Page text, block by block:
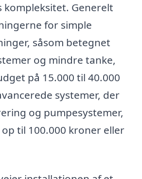
kompleksitet. Generelt
for simple
såsom betegnet
og mindre tanke,
på 15.000 til 40.000
systemer, der
og pumpesystemer,
til 100.000 kroner eller